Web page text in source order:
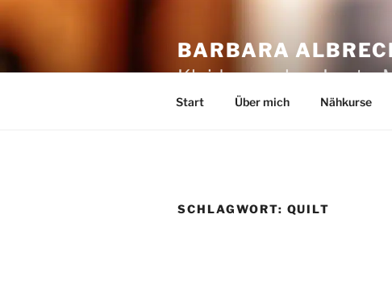
Zum
Inhalt
springen
BARBARA
Kleider machen Leute.
Start Über mich Nähkurse
SCHLAGWORT: QUILT